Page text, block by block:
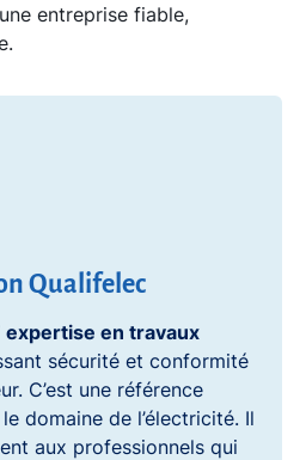
entreprise fiable,
Qualifelec
expertise en travaux
sécurité et conformité
C’est une référence
domaine de l’électricité. Il
aux professionnels qui